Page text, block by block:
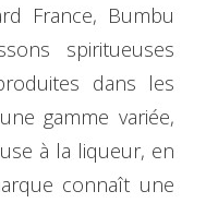
France, Bumbu
spiritueuses
dans les
gamme variée,
à la liqueur, en
connaît une